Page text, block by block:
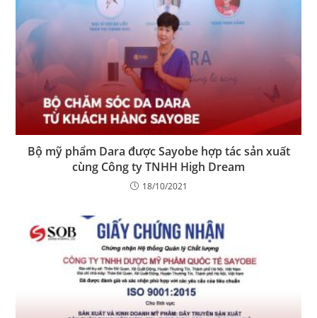
Bộ mỹ phẩm Dara được Sayobe hợp tác sản xuất
cùng Công ty TNHH High Dream
18/10/2021